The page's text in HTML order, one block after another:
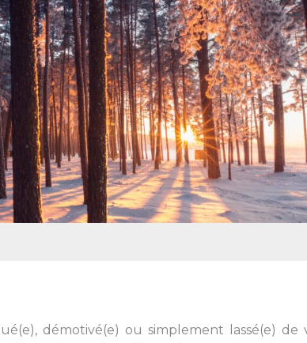
démotivé(e) ou simplement lassé(e) de